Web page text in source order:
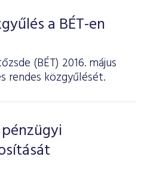
a BÉT-en
(BÉT) 2016. május
rendes köz­gyűlését.